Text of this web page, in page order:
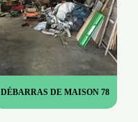
DÉBARRAS DE MAISON 78